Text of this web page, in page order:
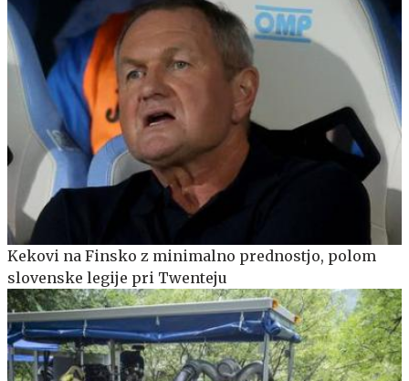
Kekovi na Finsko z minimalno prednostjo, polom
slovenske legije pri Twenteju